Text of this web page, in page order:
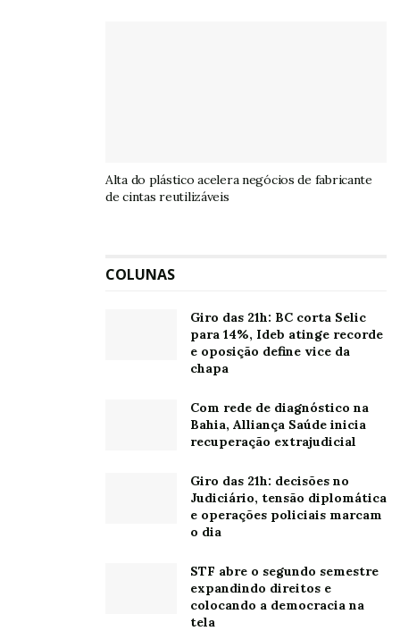
Alta do plástico acelera negócios de fabricante
de cintas reutilizáveis
COLUNAS
Giro das 21h: BC corta Selic
para 14%, Ideb atinge recorde
e oposição define vice da
chapa
Com rede de diagnóstico na
Bahia, Alliança Saúde inicia
recuperação extrajudicial
Giro das 21h: decisões no
Judiciário, tensão diplomática
e operações policiais marcam
o dia
STF abre o segundo semestre
expandindo direitos e
colocando a democracia na
tela